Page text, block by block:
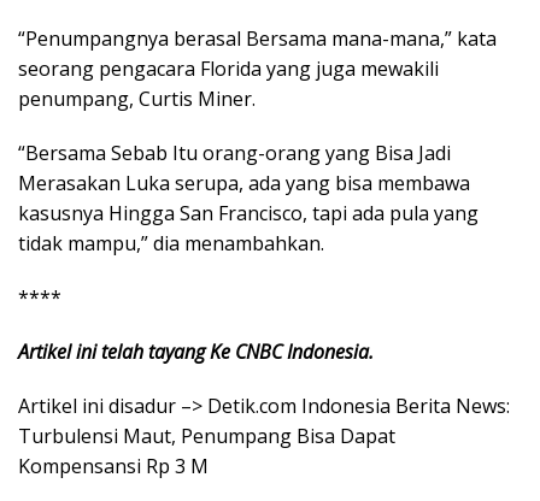
“Penumpangnya berasal Bersama mana-mana,” kata
seorang pengacara Florida yang juga mewakili
penumpang, Curtis Miner.
“Bersama Sebab Itu orang-orang yang Bisa Jadi
Merasakan Luka serupa, ada yang bisa membawa
kasusnya Hingga San Francisco, tapi ada pula yang
tidak mampu,” dia menambahkan.
****
Artikel ini telah tayang Ke CNBC Indonesia.
Artikel ini disadur –> Detik.com Indonesia Berita News:
Turbulensi Maut, Penumpang Bisa Dapat
Kompensansi Rp 3 M